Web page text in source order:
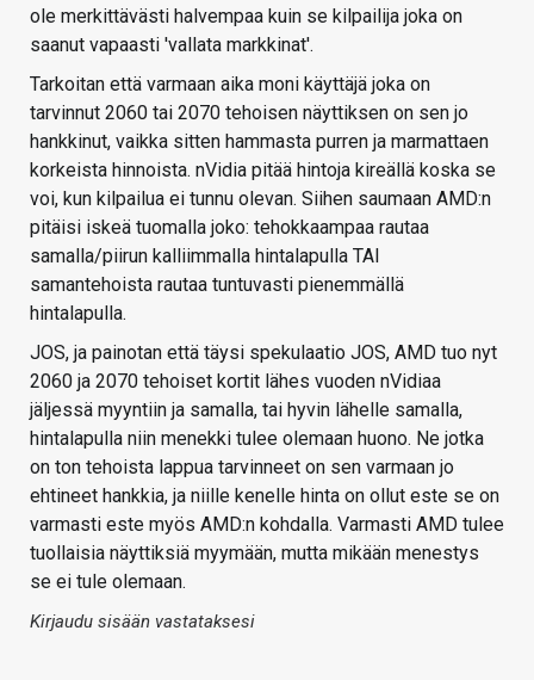
ole merkittävästi halvempaa kuin se kilpailija joka on
saanut vapaasti 'vallata markkinat'.
Tarkoitan että varmaan aika moni käyttäjä joka on
tarvinnut 2060 tai 2070 tehoisen näyttiksen on sen jo
hankkinut, vaikka sitten hammasta purren ja marmattaen
korkeista hinnoista. nVidia pitää hintoja kireällä koska se
voi, kun kilpailua ei tunnu olevan. Siihen saumaan AMD:n
pitäisi iskeä tuomalla joko: tehokkaampaa rautaa
samalla/piirun kalliimmalla hintalapulla TAI
samantehoista rautaa tuntuvasti pienemmällä
hintalapulla.
JOS, ja painotan että täysi spekulaatio JOS, AMD tuo nyt
2060 ja 2070 tehoiset kortit lähes vuoden nVidiaa
jäljessä myyntiin ja samalla, tai hyvin lähelle samalla,
hintalapulla niin menekki tulee olemaan huono. Ne jotka
on ton tehoista lappua tarvinneet on sen varmaan jo
ehtineet hankkia, ja niille kenelle hinta on ollut este se on
varmasti este myös AMD:n kohdalla. Varmasti AMD tulee
tuollaisia näyttiksiä myymään, mutta mikään menestys
se ei tule olemaan.
Kirjaudu sisään vastataksesi